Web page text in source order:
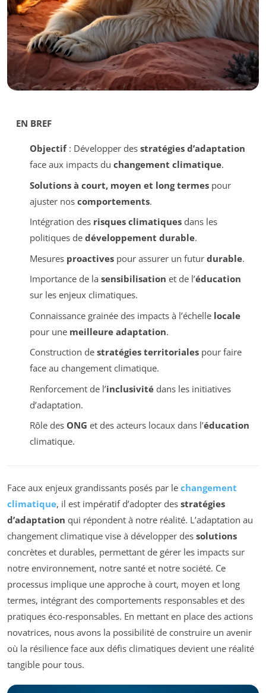
EN BREF
Objectif: Développer des stratégies d’adaptation
face aux impacts du changement climatique.
Solutions à court, moyen et long termespour
ajuster nos comportements.
Intégration des risques climatiquesdans les
politiques de développement durable.
Mesures proactivespour assurer un futur durable.
Importance de la sensibilisation et de l’éducation
sur les enjeux climatiques.
Connaissance grainée des impacts à l’échelle locale
pour une meilleure adaptation.
Construction de stratégies territorialespour faire
face au changement climatique.
Renforcement de l’inclusivitédans les initiatives
d’adaptation.
Rôle des ONG et des acteurs locaux dans l’éducation
climatique.
Face aux enjeux grandissants posés par le changement
climatique, il est impératif d’adopter des stratégies
d’adaptation qui répondent à notre réalité. L’adaptation au
changement climatique vise à développer des solutions
concrètes et durables, permettant de gérer les impacts sur
notre environnement, notre santé et notre société. Ce
processus implique une approche à court, moyen et long
termes, intégrant des comportements responsables et des
pratiques éco-responsables. En mettant en place des actions
novatrices, nous avons la possibilité de construire un avenir
où la résilience face aux défis climatiques devient une réalité
tangible pour tous.